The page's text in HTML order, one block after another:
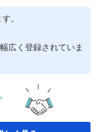
。
広く登録されていま